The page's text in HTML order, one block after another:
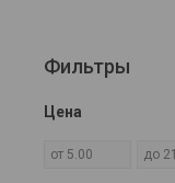
Фильтры
Цена